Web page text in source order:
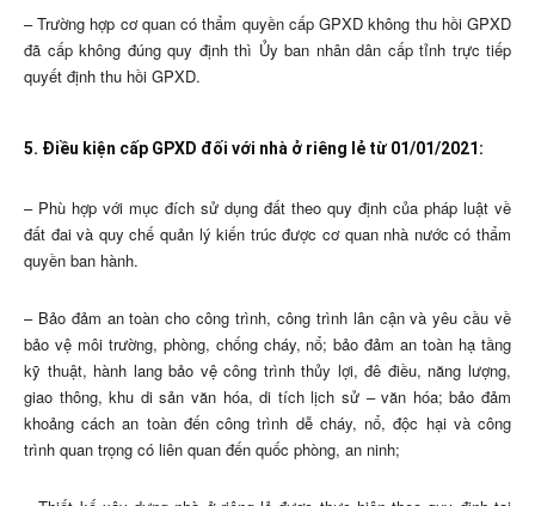
– Trường hợp cơ quan có thẩm quyền cấp GPXD không thu hồi GPXD
đã cấp không đúng quy định thì Ủy ban nhân dân cấp tỉnh trực tiếp
quyết định thu hồi GPXD.
5. Điều kiện cấp GPXD đối với nhà ở riêng lẻ từ 01/01/2021:
– Phù hợp với mục đích sử dụng đất theo quy định của pháp luật về
đất đai và quy chế quản lý kiến trúc được cơ quan nhà nước có thẩm
quyền ban hành.
– Bảo đảm an toàn cho công trình, công trình lân cận và yêu cầu về
bảo vệ môi trường, phòng, chống cháy, nổ; bảo đảm an toàn hạ tầng
kỹ thuật, hành lang bảo vệ công trình thủy lợi, đê điều, năng lượng,
giao thông, khu di sản văn hóa, di tích lịch sử – văn hóa; bảo đảm
khoảng cách an toàn đến công trình dễ cháy, nổ, độc hại và công
trình quan trọng có liên quan đến quốc phòng, an ninh;